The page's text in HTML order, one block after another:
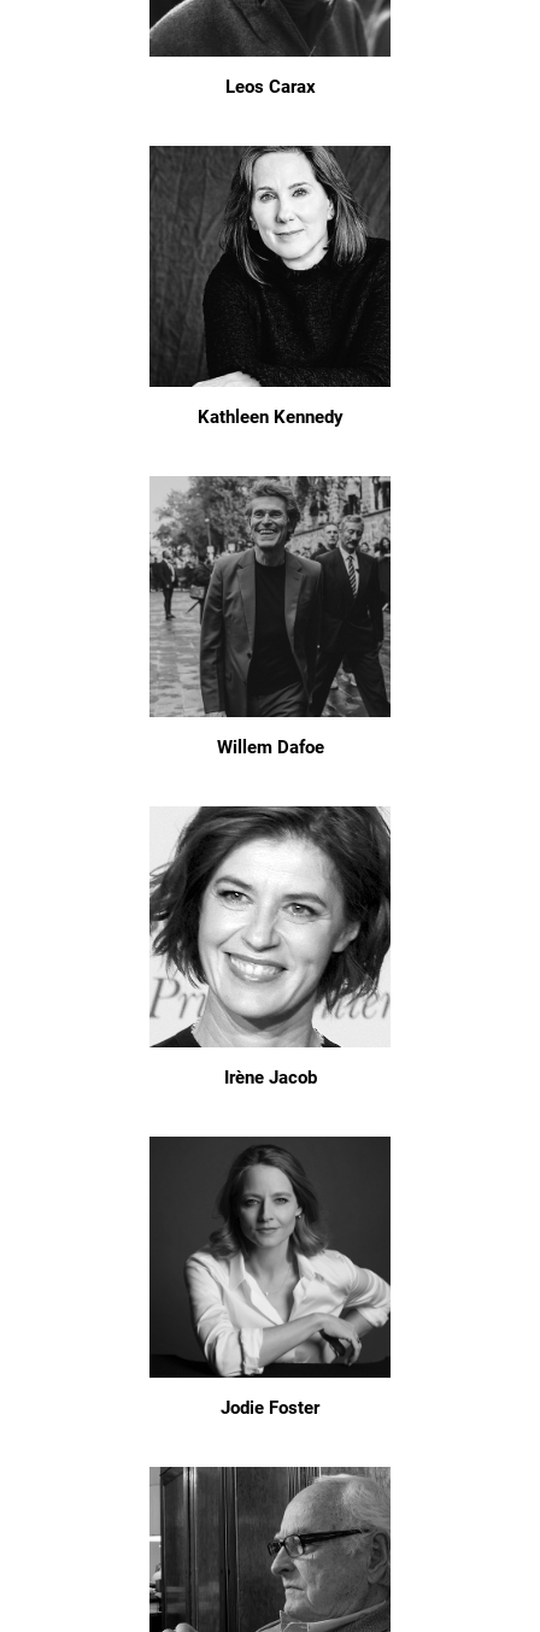
Leos Carax
Kathleen Kennedy
Willem Dafoe
Irène Jacob
Jodie Foster